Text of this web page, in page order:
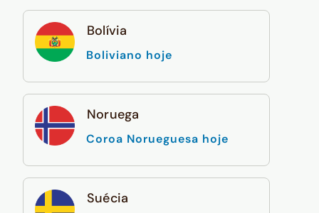
Bolívia
Boliviano hoje
Noruega
Coroa Norueguesa hoje
Suécia